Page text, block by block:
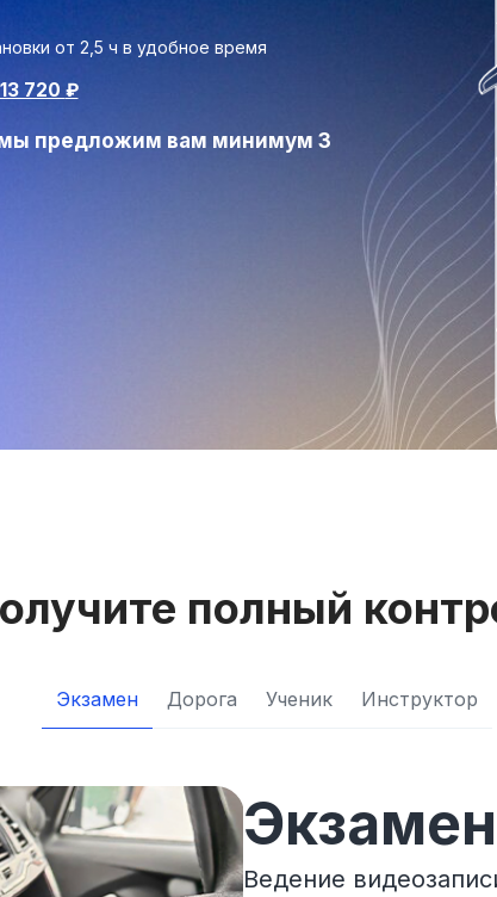
от 2,5 ч в удобное время
13 720 ₽
мы предложим вам минимум 3
полный
Экзамен Дорога Ученик Инструктор
Экзамен
Ведение